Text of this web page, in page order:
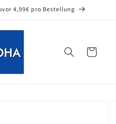
4,99€ pro Bestellung
Warenkorb